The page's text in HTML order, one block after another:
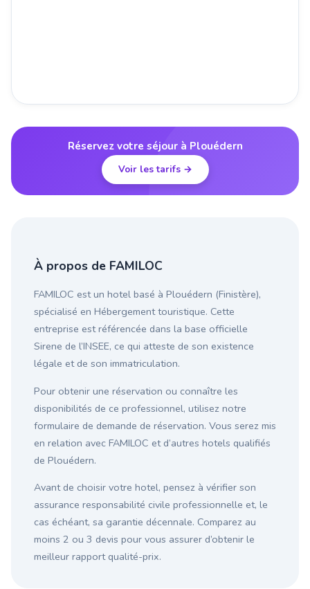
Réservez votre séjour à Plouédern
Voir les tarifs →
À propos de FAMILOC
FAMILOC est un hotel basé à Plouédern (Finistère),
spécialisé en Hébergement touristique. Cette
entreprise est référencée dans la base officielle
Sirene de l’INSEE, ce qui atteste de son existence
légale et de son immatriculation.
Pour obtenir une réservation ou connaître les
disponibilités de ce professionnel, utilisez notre
formulaire de demande de réservation. Vous serez mis
en relation avec FAMILOC et d’autres hotels qualifiés
de Plouédern.
Avant de choisir votre hotel, pensez à vérifier son
assurance responsabilité civile professionnelle et, le
cas échéant, sa garantie décennale. Comparez au
moins 2 ou 3 devis pour vous assurer d’obtenir le
meilleur rapport qualité-prix.